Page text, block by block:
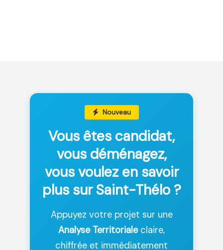
Nouveau
Vous êtes candidat,
vous déménagez,
vous voulez en savoir
plus sur Saint-Thélo ?
Appuyez votre projet sur une
Analyse Territorialeclaire,
chiffrée et immédiatement